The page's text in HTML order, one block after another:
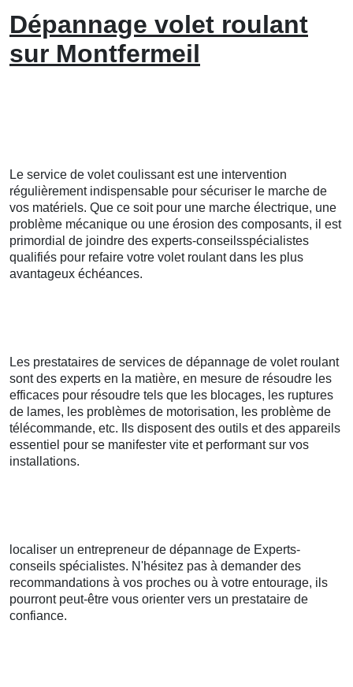
Dépannage volet roulant
sur Montfermeil
Le service de volet coulissant est une intervention
régulièrement indispensable pour sécuriser le marche de
vos matériels. Que ce soit pour une marche électrique, une
problème mécanique ou une érosion des composants, il est
primordial de joindre des experts-conseilsspécialistes
qualifiés pour refaire votre volet roulant dans les plus
avantageux échéances.
Les prestataires de services de dépannage de volet roulant
sont des experts en la matière, en mesure de résoudre les
efficaces pour résoudre tels que les blocages, les ruptures
de lames, les problèmes de motorisation, les problème de
télécommande, etc. Ils disposent des outils et des appareils
essentiel pour se manifester vite et performant sur vos
installations.
localiser un entrepreneur de dépannage de Experts-
conseils spécialistes. N'hésitez pas à demander des
recommandations à vos proches ou à votre entourage, ils
pourront peut-être vous orienter vers un prestataire de
confiance.